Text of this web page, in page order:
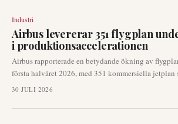
Industri
Airbus levererar 351 flygplan
i produktionsaccelerationen
Airbus rapporterade en betydande ökning av
första halvåret 2026, med 351 kommersiella jetplan
motsvarar en ökning med 15 % jämfört med samma
flygplanstillverkaren är nu under ökat tryck för att
30 JULI 2026